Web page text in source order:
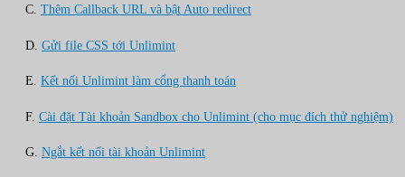
C. Thêm Callback URL và bật Auto redirect
D. Gửi file CSS tới Unlimint
E. Kết nối Unlimint làm cổng thanh toán
F. Cài đặt Tài khoản Sandbox cho Unlimint (cho mục đích thử nghiệm)
G. Ngắt kết nối tài khoản Unlimint